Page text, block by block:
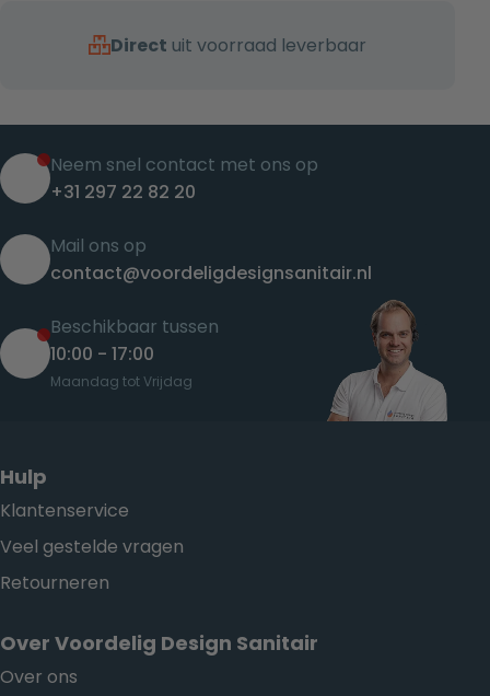
Direct uit voorraad leverbaar
Neem snel contact met ons op
+31 297 22 82 20
Mail ons op
contact@voordeligdesignsanitair.nl
Beschikbaar tussen
10:00 - 17:00
Maandag tot Vrijdag
Hulp
Klantenservice
Veel gestelde vragen
Retourneren
Over Voordelig Design Sanitair
Over ons